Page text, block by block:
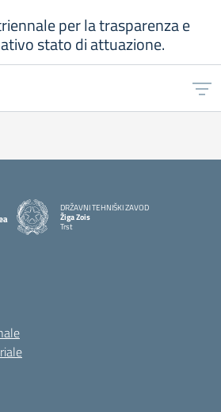
per la trasparenza e
stato di attuazione.
DRŽAVNI TEHNIŠKI ZAVOD
Žiga Zois
Trst